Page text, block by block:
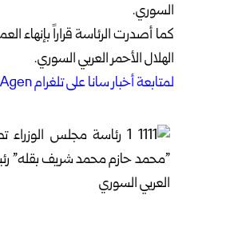
السوري.
الهلال الأحمر العربي السوري.
لمتابعة أخبار سانا على تلغرام https://t.me/SyrianArabNewsAgen